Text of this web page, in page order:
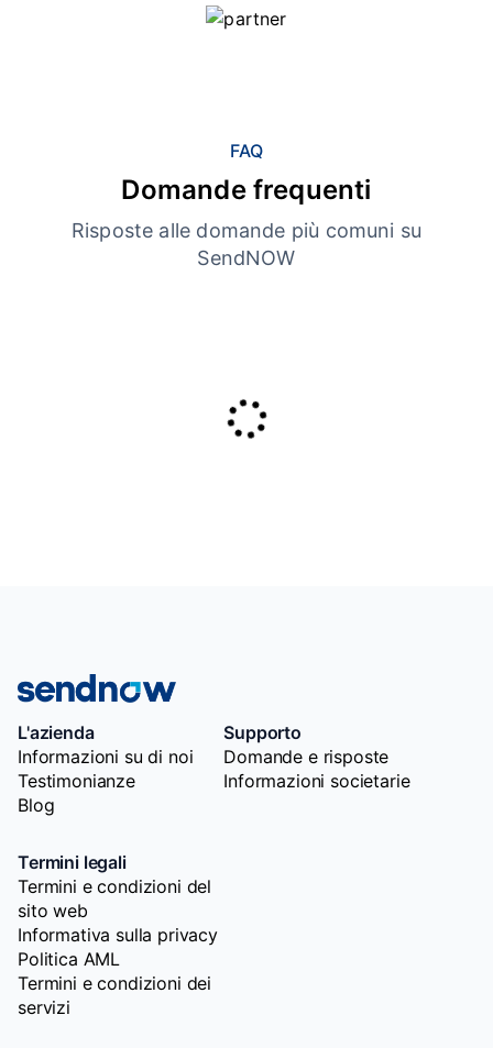
FAQ
Domande frequenti
Risposte alle domande più comuni su
SendNOW
L'azienda
Informazioni su di noi
Testimonianze
Blog
Supporto
Domande e risposte
Informazioni societarie
Termini legali
Termini e condizioni del
sito web
Informativa sulla privacy
Politica AML
Termini e condizioni dei
servizi